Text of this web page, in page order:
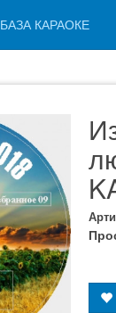
БАЗА КАРАОКЕ